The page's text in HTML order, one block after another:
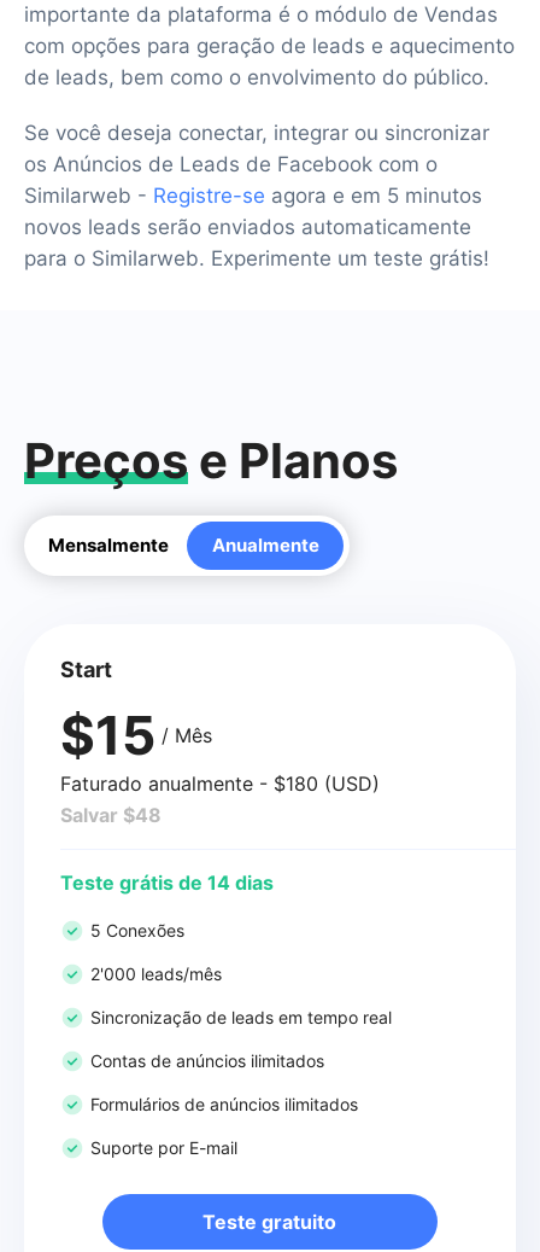
importante da plataforma é o módulo de Vendas
com opções para geração de leads e aquecimento
de leads, bem como o envolvimento do público.
Se você deseja conectar, integrar ou sincronizar
os Anúncios de Leads de Facebook com o
Similarweb - Registre-se agora e em 5 minutos
novos leads serão enviados automaticamente
para o Similarweb. Experimente um teste grátis!
Preços e Planos
Mensalmente Anualmente
Start
$15 / Mês
Faturado anualmente - $180 (USD)
Salvar $48
Teste grátis de 14 dias
5 Conexões
2'000 leads/mês
Sincronização de leads em tempo real
Contas de anúncios ilimitados
Formulários de anúncios ilimitados
Suporte por E-mail
Teste gratuito